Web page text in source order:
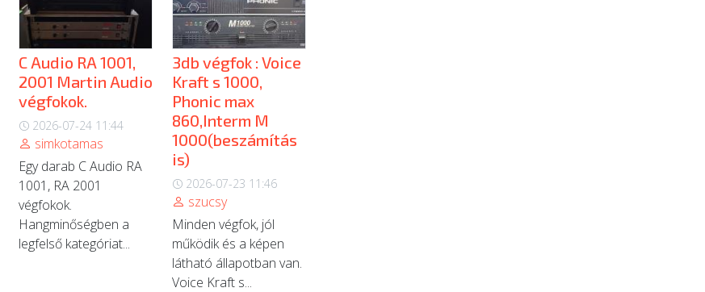
C Audio RA 1001,
2001 Martin Audio
végfokok.
2026-07-24 11:44
simkotamas
Egy darab C Audio RA
1001, RA 2001
végfokok.
Hangminőségben a
legfelső kategóriat...
3db végfok : Voice
Kraft s 1000,
Phonic max
860,Interm M
1000(beszámítás
is)
2026-07-23 11:46
szucsy
Minden végfok, jól
működik és a képen
látható állapotban van.
Voice Kraft s...